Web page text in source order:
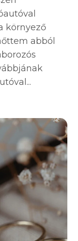
környező
abból